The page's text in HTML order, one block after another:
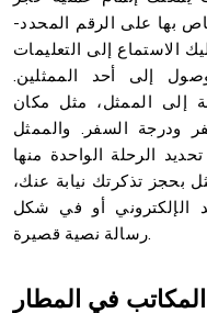
بها على الرقم المحدد-
عليك الاستماع إلى التعليمات
إلى أحد الممثلين.
إلى الممثل، مثل مكان
ودرجة السفر. والممثل
الرحلة الواحدة منها
بحجز تذكرتك نيابة عنك،
الإلكتروني أو في شكل
في المطار